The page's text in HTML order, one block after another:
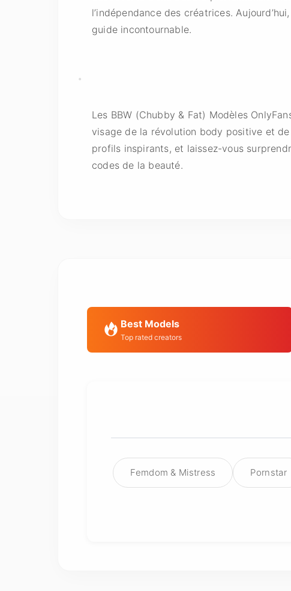
l’indépendance des créatrices.
guide incontournable.
Les BBW (Chubby & Fat) Modèles
visage de la révolution body positive et
profils inspirants, et laissez-vous
codes de la beauté.
Best Models
Top rated creators
Femdom & Mistress Pornstar